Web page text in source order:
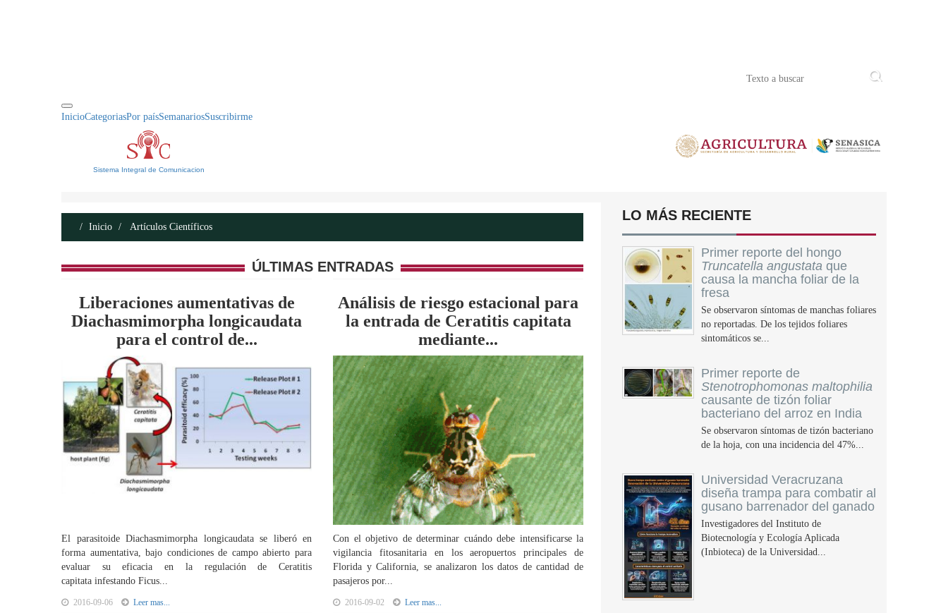
InicioCategoriasPor paísSemanariosSuscribirme
Sistema Integral de Comunicacion
Inicio Artículos Científicos
ÚLTIMAS ENTRADAS
Liberaciones aumentativas de
Diachasmimorpha longicaudata
para el control de...
El parasitoide Diachasmimorpha longicaudata se liberó en
forma aumentativa, bajo condiciones de campo abierto para
evaluar su eficacia en la regulación de Ceratitis
capitata infestando Ficus...
2016-09-06 Leer mas...
Análisis de riesgo estacional para
la entrada de Ceratitis capitata
mediante...
Con el objetivo de determinar cuándo debe intensificarse la
vigilancia fitosanitaria en los aeropuertos principales de
Florida y California, se analizaron los datos de cantidad de
pasajeros por...
2016-09-02 Leer mas...
LO MÁS RECIENTE
Primer reporte del hongo
Truncatella angustata que
causa la mancha foliar de la
fresa
Se observaron síntomas de manchas foliares
no reportadas. De los tejidos foliares
sintomáticos se...
Primer reporte de
Stenotrophomonas maltophilia
causante de tizón foliar
bacteriano del arroz en India
Se observaron síntomas de tizón bacteriano
de la hoja, con una incidencia del 47%...
Universidad Veracruzana
diseña trampa para combatir al
gusano barrenador del ganado
Investigadores del Instituto de
Biotecnología y Ecología Aplicada
(Inbioteca) de la Universidad...